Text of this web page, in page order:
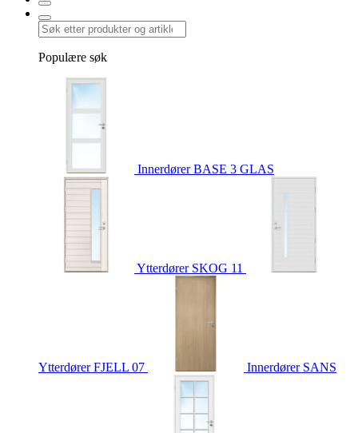
Populære søk
InnerdørerBASE 3 GLAS
Ytterdører SKOG 11
YtterdørerFJELL 07 Innerdører SANS